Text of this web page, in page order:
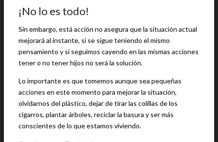
¡No lo es todo!
Sin embargo, está acción no asegura que la situación actual
mejorará al instante, si se sigue teniendo el mismo
pensamiento y si seguimos cayendo en las mismas acciones
tener o no tener hijos no será la solución.
Lo importante es que tomemos aunque sea pequeñas
acciones en este momento para mejorar la situación,
olvidarnos del plástico, dejar de tirar las colillas de los
cigarros, plantar árboles, reciclar la basura y ser más
conscientes de lo que estamos viviendo.